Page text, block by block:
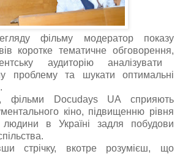
фільму модератор показу
коротке тематичне обговорення,
аудиторію аналізувати
проблему та шукати оптимальні
фільми Docudays UA сприяють
кіно, підвищенню рівня
в Україні задля побудови
стрічку, вкотре розумієш, що